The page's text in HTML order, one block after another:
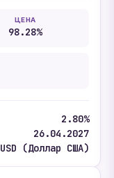
ЦЕНА
98.28%
2.80%
26.04.2027
USD (Доллар США)